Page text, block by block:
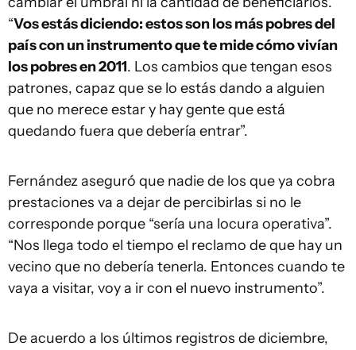
“Vos estás diciendo: estos son los más pobres del
país con un instrumento que te mide cómo vivían
los pobres en 2011. Los cambios que tengan esos
patrones, capaz que se lo estás dando a alguien
que no merece estar y hay gente que está
quedando fuera que debería entrar”.
Fernández aseguró que nadie de los que ya cobra
prestaciones va a dejar de percibirlas si no le
corresponde porque “sería una locura operativa”.
“Nos llega todo el tiempo el reclamo de que hay un
vecino que no debería tenerla. Entonces cuando te
vaya a visitar, voy a ir con el nuevo instrumento”.
De acuerdo a los últimos registros de diciembre,